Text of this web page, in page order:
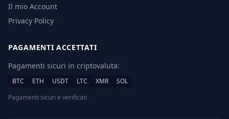
Il mio Account
Privacy Policy
PAGAMENTI ACCETTATI
Pagamenti sicuri in criptovaluta:
BTC ETH USDT LTC XMR
SOL
Pagamenti sicuri e verificati